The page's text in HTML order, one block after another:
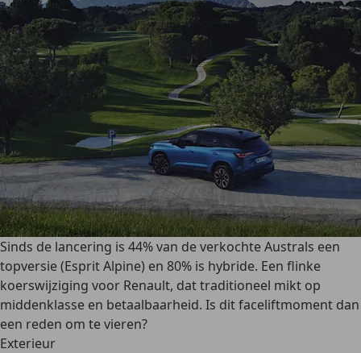
Sinds de lancering is 44% van de verkochte Australs een
topversie (Esprit Alpine) en 80% is hybride. Een flinke
koerswijziging voor Renault, dat traditioneel mikt op
middenklasse en betaalbaarheid. Is dit faceliftmoment dan
een reden om te vieren?
Exterieur